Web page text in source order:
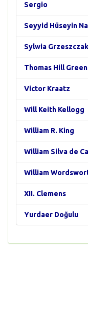
Sergio
Seyyid Hüseyin
Sylwia Grzeszczak
Thomas Hill Green
Victor Kraatz
Will Keith Kellogg
William R. King
William Silva de
William
XII. Clemens
Yurdaer Doğulu